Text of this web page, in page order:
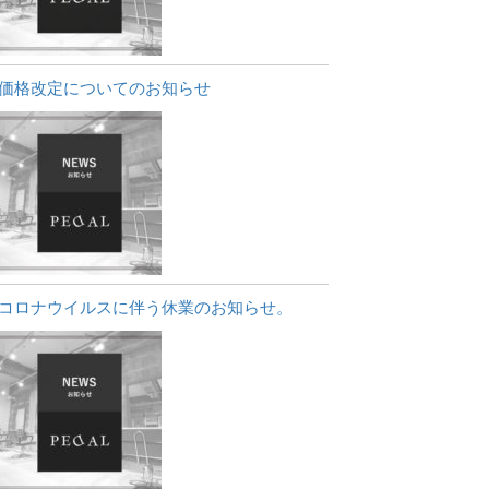
格改定についてのお知らせ
ロナウイルスに伴う休業のお知らせ。